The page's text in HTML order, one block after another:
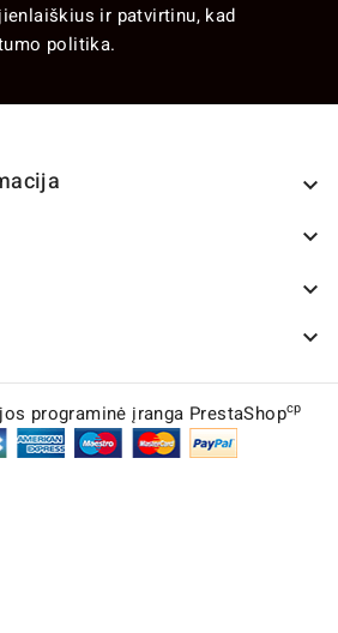
ir patvirtinu, kad
politika.




programinė įranga PrestaShopcp